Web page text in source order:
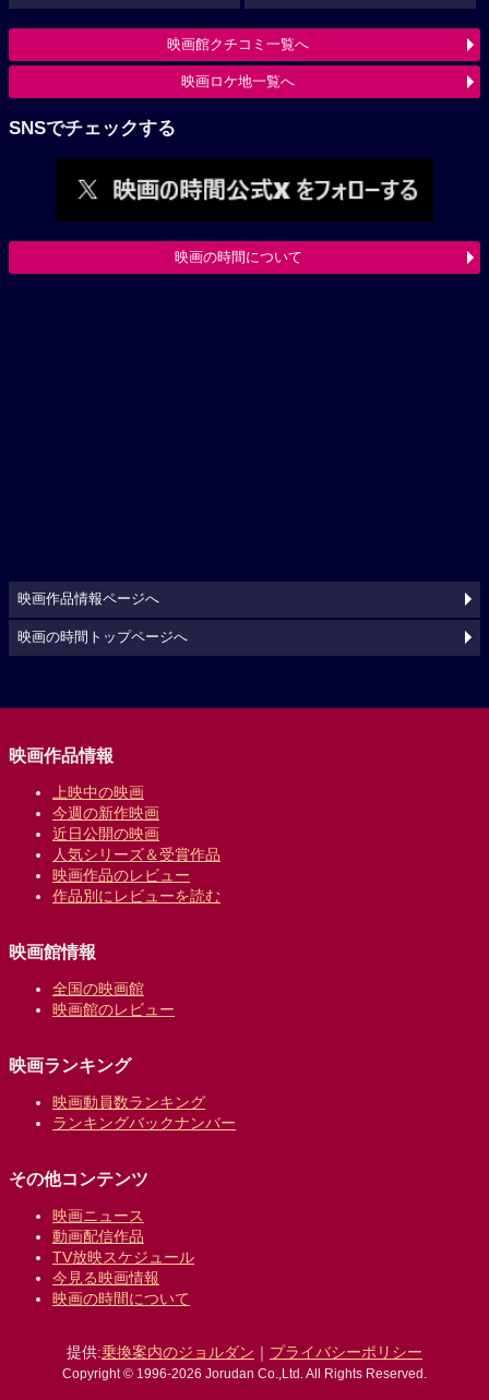
映画館クチコミ一覧へ
映画ロケ地一覧へ
SNSでチェックする
映画の時間について
映画作品情報ページへ
映画の時間トップページへ
映画作品情報
上映中の映画
今週の新作映画
近日公開の映画
人気シリーズ＆受賞作品
映画作品のレビュー
作品別にレビューを読む
映画館情報
全国の映画館
映画館のレビュー
映画ランキング
映画動員数ランキング
ランキングバックナンバー
その他コンテンツ
映画ニュース
動画配信作品
TV放映スケジュール
今見る映画情報
映画の時間について
提供:乗換案内のジョルダン ｜ プライバシーポリシー
Copyright © 1996-2026 Jorudan Co.,Ltd. All Rights Reserved.